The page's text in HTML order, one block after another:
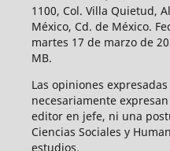
1100, Col. Villa Quietud,
México, Cd. de México.
martes 17 de marzo de
MB.
Las opiniones
necesariamente
editor en jefe, ni una
Ciencias Sociales y
estudios.